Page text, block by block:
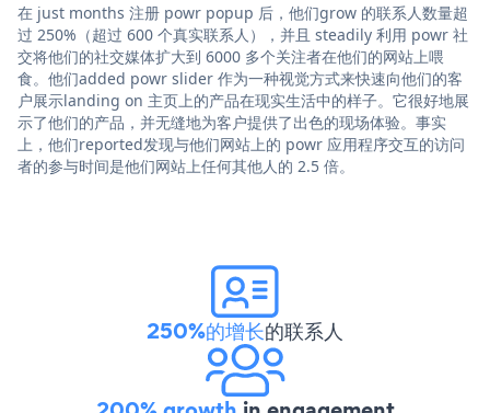
在 just months 注册 powr popup 后，他们grow 的联系人数量超
过 250%（超过 600 个真实联系人），并且 steadily 利用 powr 社
交将他们的社交媒体扩大到 6000 多个关注者在他们的网站上喂
食。他们added powr slider 作为一种视觉方式来快速向他们的客
户展示landing on 主页上的产品在现实生活中的样子。它很好地展
示了他们的产品，并无缝地为客户提供了出色的现场体验。事实
上，他们reported发现与他们网站上的 powr 应用程序交互的访问
者的参与时间是他们网站上任何其他人的 2.5 倍。
250%的增长的联系人